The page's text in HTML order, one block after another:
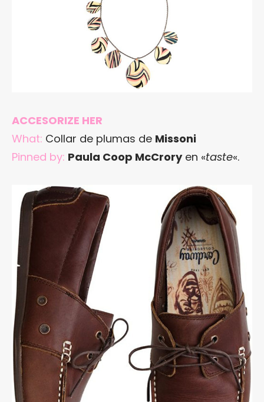
ACCESORIZE HER
What: Collar de plumas de Missoni
Pinned by: Paula Coop McCroryen «taste«.